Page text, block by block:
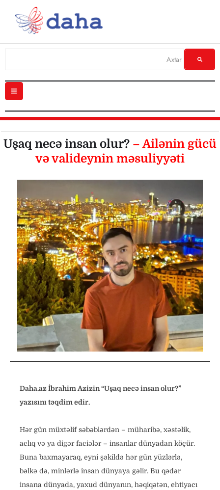
Uşaq necə insan olur? – Ailənin gücü
və valideynin məsuliyyəti
Daha.az İbrahim Azizin “Uşaq necə insan olur?”
yazısını təqdim edir.
Hər gün müxtəlif səbəblərdən – müharibə, xəstəlik,
aclıq və ya digər faciələr – insanlar dünyadan köçür.
Buna baxmayaraq, eyni şəkildə hər gün yüzlərlə,
bəlkə də, minlərlə insan dünyaya gəlir. Bu qədər
insana dünyada, yaxud dünyanın, həqiqətən, ehtiyacı